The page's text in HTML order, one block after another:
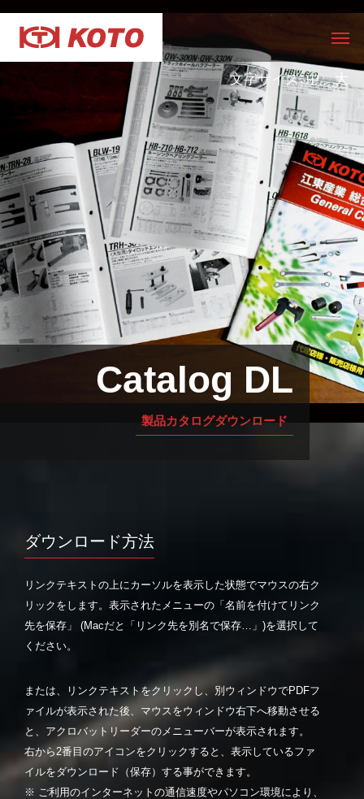
文字サイズ 中 大
Catalog DL
製品カタログダウンロード
ダウンロード方法
リンクテキストの上にカーソルを表示した状態でマウスの右ク
リックをします。表示されたメニューの「名前を付けてリンク
先を保存」 (Macだと「リンク先を別名で保存…」)を選択して
ください。
または、リンクテキストをクリックし、別ウィンドウでPDFフ
ァイルが表示された後、マウスをウィンドウ右下へ移動させる
と、アクロバットリーダーのメニューバーが表示されます。
右から2番目のアイコンをクリックすると、表示しているファ
イルをダウンロード（保存）する事ができます。
※ ご利用のインターネットの通信速度やパソコン環境により、